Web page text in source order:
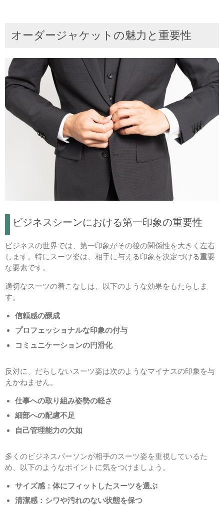
オーダージャケットの魅力と重要性
ビジネスシーンにおける第一印象の重要性
ビジネスの世界では、第一印象がその後の関係性を大きく左右
します。特にスーツ姿は、相手に与える印象を決定づける重要
な要素です。
適切なスーツの着こなしは、以下のような効果をもたらしま
す。
信頼感の醸成
プロフェッショナルな印象の付与
コミュニケーションの円滑化
反対に、だらしないスーツ姿は次のようなマイナスの印象を与
えかねません。
仕事への取り組み姿勢の軽さ
細部への配慮不足
自己管理能力の欠如
多くのビジネスパーソンが相手のスーツ姿を重視しているた
め、以下のようなポイントに気をつけましょう。
サイズ感：体にフィットしたスーツを選ぶ
清潔感：シワや汚れのない状態を保つ